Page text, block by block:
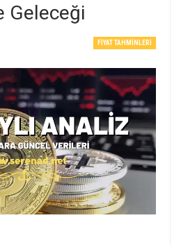
Geleceği
FIYAT TAHMINLERI